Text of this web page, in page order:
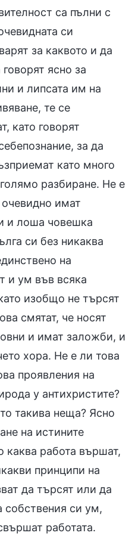
са пълни с
си
за каквото и да
ясно за
и липсата им на
те се
като говорят
за да
като много
разбиране. Не е
имат
и лоша човешка
си без никаква
на
и ум във всяка
изобщо не търсят
смятат, че носят
и имат заложби, и
хора. Не е ли това
проявления на
у антихристите?
такива неща? Ясно
на истините
каква работа вършат,
принципи на
да търсят или да
собствения си ум,
работата.